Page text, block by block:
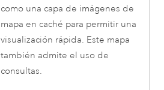
como una capa de imágenes de
mapa en caché para permitir una
visualización rápida. Este mapa
también admite el uso de
consultas.